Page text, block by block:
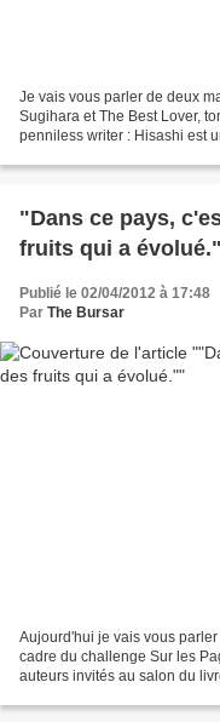
Je vais vous parler de deux
Sugihara et The Best Lover,
penniless writer : Hisashi est
"Dans ce pays,
fruits qui a évolué."
Publié le 02/04/2012 à 17:48
Par The Bursar
Aujourd'hui je vais vous
cadre du challenge Sur les
auteurs invités au salon du